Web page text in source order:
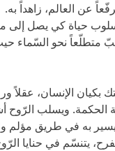
عن العالم، زاهداً به.
حياة كي يصل إلى
متطلّعاً نحو السّماء
بكيان الإنسان،
ويسلب الرّوح
به في طريق مؤلم
يتنسّم في حنايا